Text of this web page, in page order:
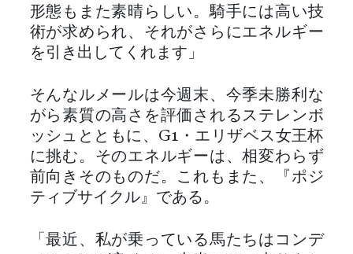
形態もまた素晴らしい。騎手には高い技
術が求められ、それがさらにエネルギー
を引き出してくれます」
そんなルメールは今週末、今季未勝利な
がら素質の高さを評価されるステレンボ
ッシュとともに、G1・エリザベス女王杯
に挑む。そのエネルギーは、相変わらず
前向きそのものだ。これもまた、『ポジ
ティブサイクル』である。
「最近、私が乗っている馬たちはコンデ